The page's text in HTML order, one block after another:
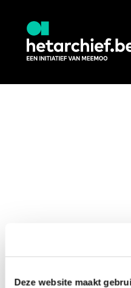
Deze website maakt